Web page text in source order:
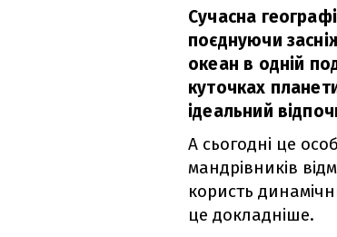
Сучасна
поєднуючи
океан в одній
куточках
ідеальний
А сьогодні це
мандрівників
користь
це докладніше.